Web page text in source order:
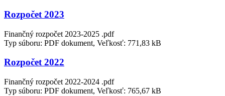
Rozpočet 2023
Finančný rozpočet 2023-2025 .pdf
Typ súboru: PDF dokument, Veľkosť: 771,83 kB
Rozpočet 2022
Finančný rozpočet 2022-2024 .pdf
Typ súboru: PDF dokument, Veľkosť: 765,67 kB